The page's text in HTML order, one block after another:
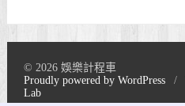
© 2026 娛樂計程車
Proudly powered by WordPress
/
Lab